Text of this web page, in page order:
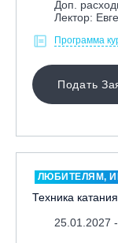
Доп.
Лектор:
Программа
Подать
ЛЮБИТЕЛЯМ,
Техника
25.01.2027